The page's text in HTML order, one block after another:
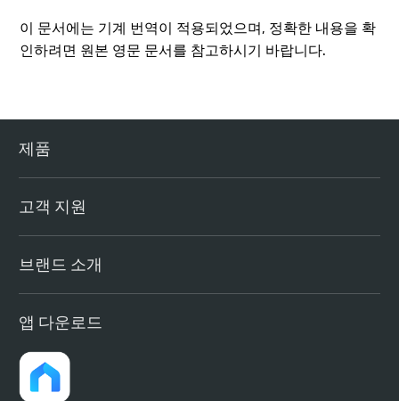
이 문서에는 기계 번역이 적용되었으며, 정확한 내용을 확
인하려면 원본 영문 문서를 참고하시기 바랍니다.
제품
고객 지원
브랜드 소개
앱 다운로드